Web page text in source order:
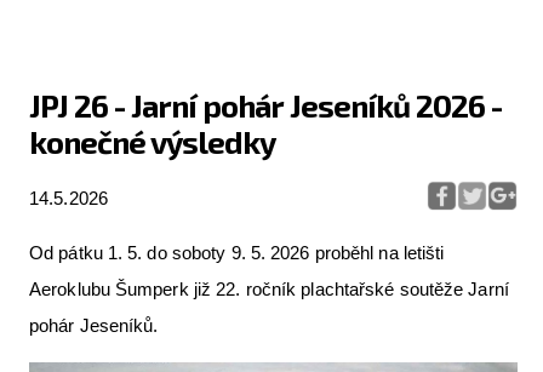
JPJ 26 - Jarní pohár Jeseníků 2026 -
konečné výsledky
14.5.2026
Od pátku 1. 5. do soboty 9. 5. 2026 proběhl na letišti
Aeroklubu Šumperk již 22. ročník plachtařské soutěže Jarní
pohár Jeseníků.
Flying Revue
Pro piloty